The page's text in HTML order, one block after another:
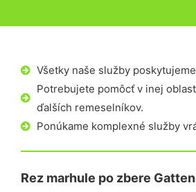
Všetky naše služby
Potrebujete pomôcť v inej
ďalších remeselníkov.
Ponúkame komplexné služby
Rez marhule po zbere